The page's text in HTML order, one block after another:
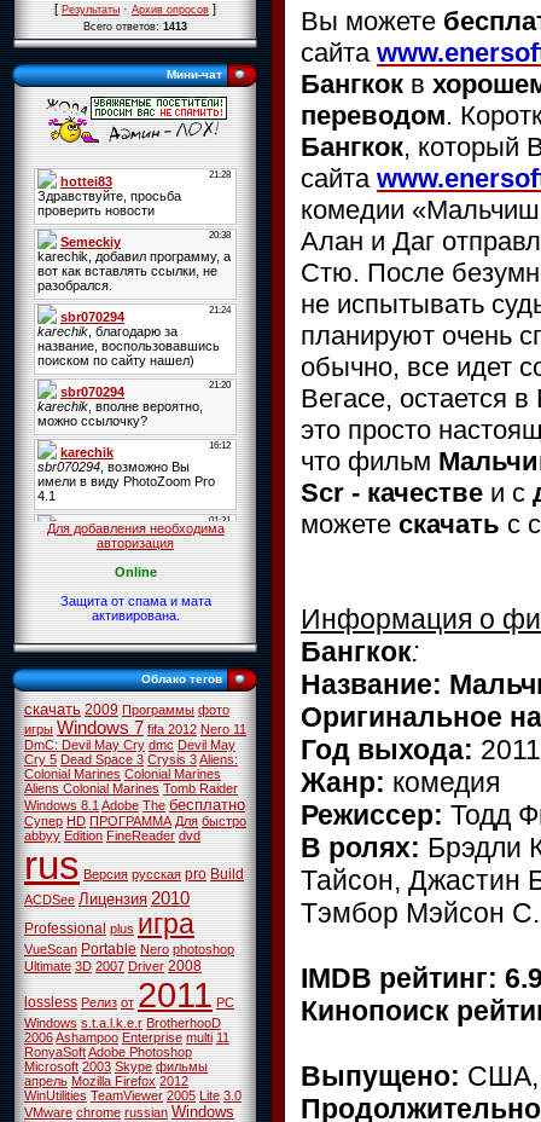
[Результаты·Архив опросов]
Всего ответов:1413
Мини-чат
Для добавления необходима
авторизация
Online
Защита от спама и мата
активирована.
Облако тегов
скачать 2009 Программы фото
игры Windows 7 fifa 2012 Nero 11
DmC: Devil May Cry dmc Devil May
Cry 5 Dead Space 3 Crysis 3Aliens:
Colonial Marines Colonial Marines
Aliens Colonial Marines Tomb Raider
Windows 8.1Adobe The бесплатно
Супер HD ПРОГРАММА Для быстро
abbyy Edition FineReader dvd
rus Версия русская pro Build
ACDSee Лицензия 2010
Professional plus игра
VueScan Portable Nero photoshop
Ultimate 3D 2007 Driver 2008
lossless Релиз от 2011 PC
Windows s.t.a.l.k.e.r BrotherhooD
2006Ashampoo Enterprise multi 11
RonyaSoftAdobe Photoshop
Microsoft 2003 Skype фильмы
апрель Mozilla Firefox 2012
WinUtilities TeamViewer 2005 Lite 3.0
VMware chrome russian Windows
Вы можете
сайта
Бангкок в
переводом.
Бангкок, который
сайта
комедии
Алан и Даг
Стю. После
не испытывать
планируют очень
обычно, все идет
Вегасе, остается
это просто
что фильм
Scr - качестве и с
можете скачать с
Информация о
Бангкок:
Название:
Оригинальное
Год выхода: 2011
Жанр: комедия
Режиссер: Тодд
В ролях: Брэдли
Тайсон, Джастин
Тэмбор Мэйсон
IMDB рейтинг:
Кинопоиск
Выпущено: США,